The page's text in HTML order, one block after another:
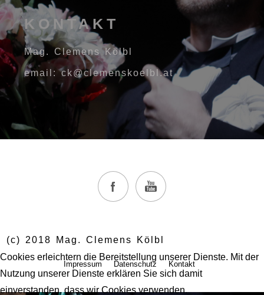
KONTAKT
Mag. Clemens Kölbl
email: ck@clemenskoelbl.at
(c) 2018 Mag. Clemens Kölbl
Impressum Datenschutz Kontakt
Cookies erleichtern die Bereitstellung unserer Dienste. Mit der
Nutzung unserer Dienste erklären Sie sich damit
einverstanden, dass wir Cookies verwenden.